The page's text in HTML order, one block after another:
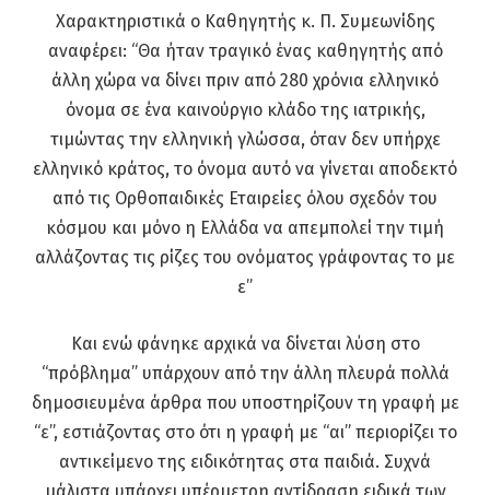
Χαρακτηριστικά ο Καθηγητής κ. Π. Συμεωνίδης
αναφέρει: “Θα ήταν τραγικό ένας καθηγητής από
άλλη χώρα να δίνει πριν από 280 χρόνια ελληνικό
όνομα σε ένα καινούργιο κλάδο της ιατρικής,
τιμώντας την ελληνική γλώσσα, όταν δεν υπήρχε
ελληνικό κράτος, το όνομα αυτό να γίνεται αποδεκτό
από τις Ορθοπαιδικές Εταιρείες όλου σχεδόν του
κόσμου και μόνο η Ελλάδα να απεμπολεί την τιμή
αλλάζοντας τις ρίζες του ονόματος γράφοντας το με
ε”
Και ενώ φάνηκε αρχικά να δίνεται λύση στο
“πρόβλημα” υπάρχουν από την άλλη πλευρά πολλά
δημοσιευμένα άρθρα που υποστηρίζουν τη γραφή με
“ε”, εστιάζοντας στο ότι η γραφή με “αι” περιορίζει το
αντικείμενο της ειδικότητας στα παιδιά. Συχνά